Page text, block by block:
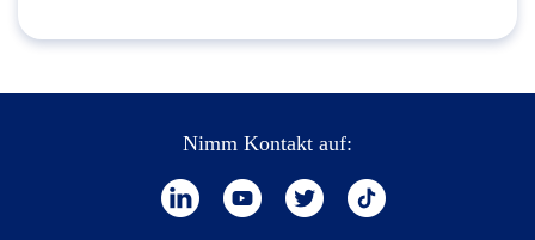
Nimm Kontakt auf: